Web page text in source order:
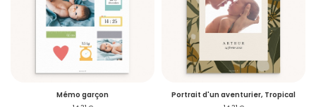
Mémo garçon Portrait d'un aventurier, Tropical